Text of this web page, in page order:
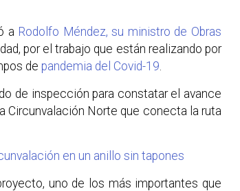
a Rodolfo Méndez, su ministro de Obras
por el trabajo que están realizando por
de pandemia del Covid-19
de inspección para constatar el avance
Circunvalación Norte que conecta la ruta
en un anillo sin tapones
uno de los más importantes que